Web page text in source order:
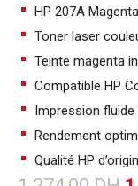
HP 207A
Toner laser
Teinte magenta
Compatible HP
Impression fluide
Rendement
Qualité HP